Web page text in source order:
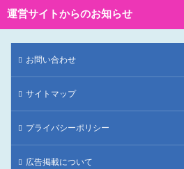
運営サイトからのお知らせ
お問い合わせ
サイトマップ
プライバシーポリシー
広告掲載について